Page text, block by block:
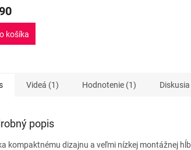
košíka
Videá (1) Hodnotenie (1) Diskusia
popis
kompaktnému dizajnu a veľmi nízkej montážnej